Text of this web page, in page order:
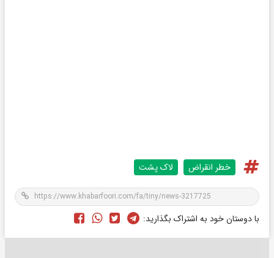
خطر انقراض لاک پشت
با دوستان خود به اشتراک بگذارید: